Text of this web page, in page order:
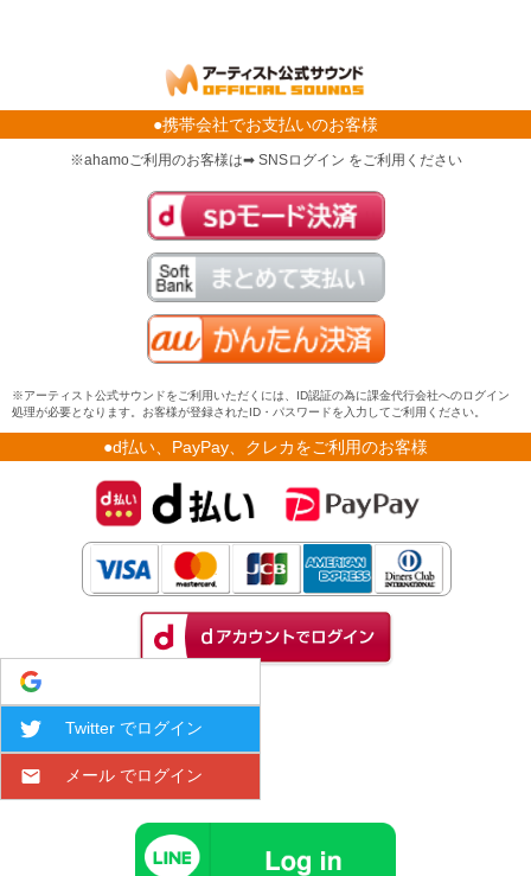
●携帯会社でお支払いのお客様
※ahamoご利用のお客様は➡ SNSログイン をご利用ください
※アーティスト公式サウンドをご利用いただくには、ID認証の為に課金代行会社へのログイン
処理が必要となります。お客様が登録されたID・パスワードを入力してご利用ください。
●d払い、PayPay、クレカをご利用のお客様
Twitter でログイン
メール でログイン